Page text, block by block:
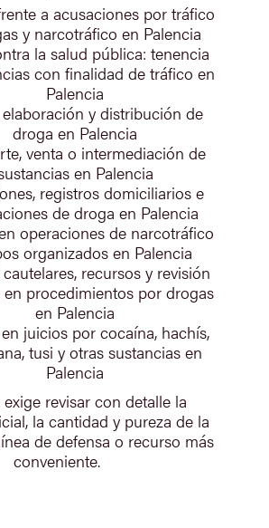
a acusaciones por tráfico
y narcotráfico en Palencia
la salud pública: tenencia
con finalidad de tráfico en
Palencia
y distribución de
droga en Palencia
venta o intermediación de
en Palencia
registros domiciliarios e
de droga en Palencia
operaciones de narcotráfico
organizados en Palencia
recursos y revisión
en procedimientos por drogas
en Palencia
juicios por cocaína, hachís,
tusi y otras sustancias en
Palencia
revisar con detalle la
la cantidad y pureza de la
de defensa o recurso más
conveniente.